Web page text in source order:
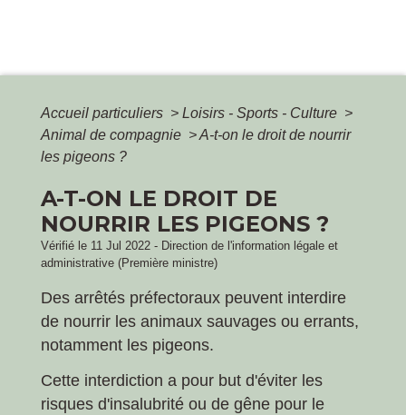
Accueil particuliers > Loisirs - Sports - Culture >
Animal de compagnie >A-t-on le droit de nourrir
les pigeons ?
A-T-ON LE DROIT DE
NOURRIR LES PIGEONS ?
Vérifié le 11 Jul 2022 - Direction de l'information légale et
administrative (Première ministre)
Des arrêtés préfectoraux peuvent interdire
de nourrir les animaux sauvages ou errants,
notamment les pigeons.
Cette interdiction a pour but d'éviter les
risques d'insalubrité ou de gêne pour le